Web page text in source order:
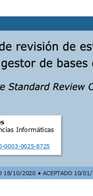
as Informáticas
0003-0025-8725
18/10/2020 ● ACEPTADO 10/